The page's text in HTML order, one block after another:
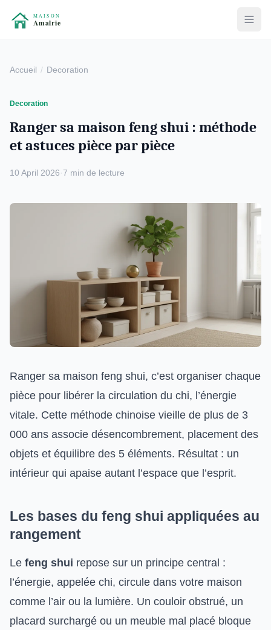
Accueil Decoration
Decoration
Ranger sa maison feng shui : méthode
et astuces pièce par pièce
10 April 2026·7 min de lecture
Ranger sa maison feng shui, c’est organiser chaque
pièce pour libérer la circulation du chi, l’énergie
vitale. Cette méthode chinoise vieille de plus de 3
000 ans associe désencombrement, placement des
objets et équilibre des 5 éléments. Résultat : un
intérieur qui apaise autant l’espace que l’esprit.
Les bases du feng shui appliquées au
rangement
Le feng shui repose sur un principe central :
l’énergie, appelée chi, circule dans votre maison
comme l’air ou la lumière. Un couloir obstrué, un
placard surchargé ou un meuble mal placé bloque